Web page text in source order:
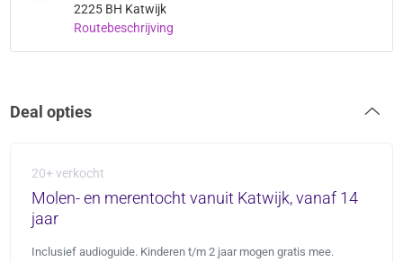
2225 BH Katwijk
Routebeschrijving
Deal opties
20+ verkocht
Molen- en merentocht vanuit Katwijk, vanaf 14
jaar
Inclusief audioguide. Kinderen t/m 2 jaar mogen gratis mee.